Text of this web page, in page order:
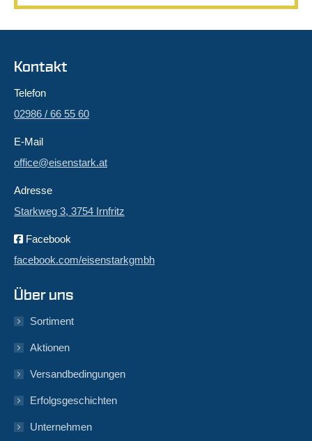
Kontakt
Telefon
02986 / 66 55 60
E-Mail
office@eisenstark.at
Adresse
Starkweg 3, 3754 Irnfritz
Facebook
facebook.com/eisenstarkgmbh
Über uns
Sortiment
Aktionen
Versandbedingungen
Erfolgsgeschichten
Unternehmen